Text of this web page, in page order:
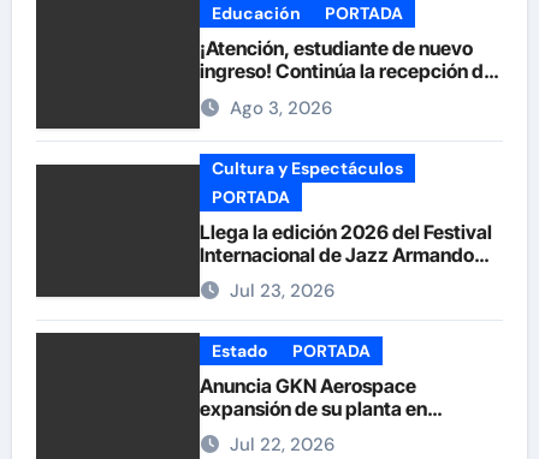
Educación PORTADA
¡Atención, estudiante de nuevo
ingreso! Continúa la recepción de
documentos en la UACH.
Ago 3, 2026
Cultura y Espectáculos
PORTADA
Llega la edición 2026 del Festival
Internacional de Jazz Armando
Nuñez
Jul 23, 2026
Estado PORTADA
Anuncia GKN Aerospace
expansión de su planta en
Chihuahua
Jul 22, 2026